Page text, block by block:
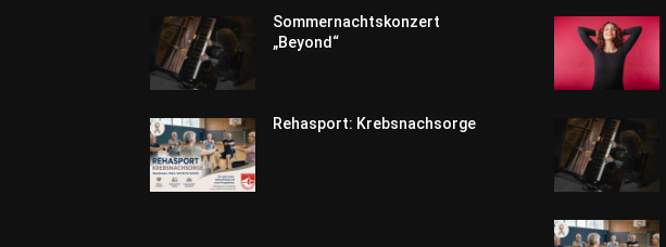
Sommernachtskonzert
„Beyond“
Rehasport: Krebsnachsorge